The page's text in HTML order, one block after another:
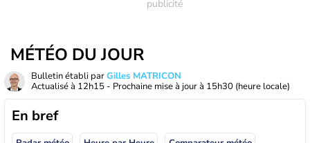
MÉTÉO DU JOUR
Bulletin établi parGilles MATRICON
Actualisé à 12h15 - Prochaine mise à jour à 15h30 (heure locale)
En bref